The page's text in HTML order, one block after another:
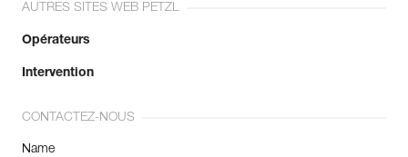
AUTRES SITES WEB PETZL
Opérateurs
Intervention
CONTACTEZ-NOUS
Name